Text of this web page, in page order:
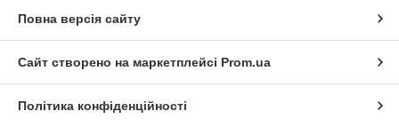
Повна версія сайту
Сайт створено на маркетплейсі Prom.ua
Політика конфіденційності